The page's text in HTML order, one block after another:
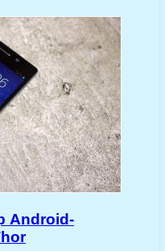
Android-